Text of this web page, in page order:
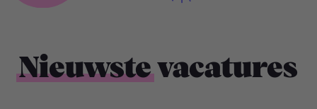
Nieuwstevacatures